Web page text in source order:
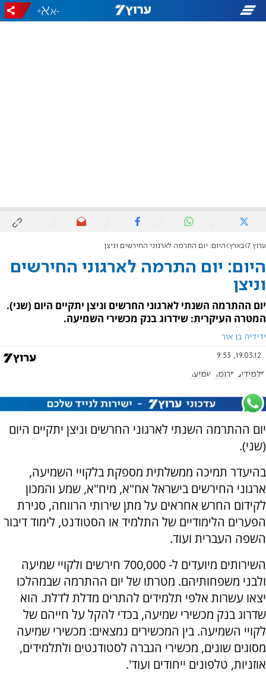
-
+
ערוץ 7 בארץ היום: יום התרמה לארגוני החירשים וניצן
היום: יום התרמה לארגוני החירשים
וניצן
יום ההתרמה השנתי לארגוני החרשים וניצן יתקיים היום (שני).
המטרה העיקרית: שידרוג בנק מכשירי השמיעה.
ידידיה בן אור
19.03.12, 9:53
תלמידים תרומה שמיעה
יום ההתרמה השנתי לארגוני החרשים וניצן יתקיים היום
(שני).
בהיעדר תמיכה ממשלתית מספקת בלקויי השמיעה,
ארגוני החירשים בישראל אח"א, מיח"א, שמע והמכון
לקידום החרש אחראים על מתן שירותי הרווחה, סגירת
הפערים הלימודיים של התלמיד או הסטודנט, לימוד דיבור
השפה העברית ועוד.
השירותים מיועדים ל- 700,000 חירשים ולקויי שמיעה
ולבני משפחותיהם. מטרתו של יום ההתרמה שבמהלכו
יצאו עשרות אלפי תלמידים להתרים מדלת לדלת. הוא
שדרוג בנק מכשירי שמיעה, בכדי להקל על חייהם של
לקויי השמיעה. בין המכשירים נמצאים: מכשירי שמיעה
מסוגים שונים, מכשירי הגברה לסטודנטים ולתלמידים,
אוזניות, טלפונים ייחודים ועוד'.